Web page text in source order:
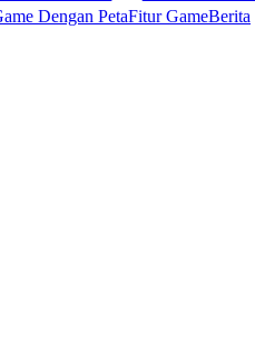
Dengan PetaFitur GameBerita